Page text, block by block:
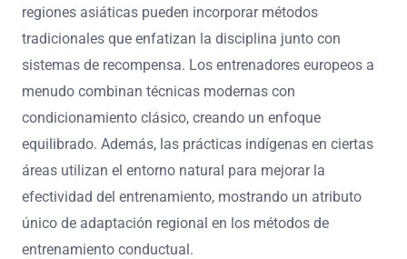
regiones asiáticas pueden incorporar métodos
tradicionales que enfatizan la disciplina junto con
sistemas de recompensa. Los entrenadores europeos a
menudo combinan técnicas modernas con
condicionamiento clásico, creando un enfoque
equilibrado. Además, las prácticas indígenas en ciertas
áreas utilizan el entorno natural para mejorar la
efectividad del entrenamiento, mostrando un atributo
único de adaptación regional en los métodos de
entrenamiento conductual.